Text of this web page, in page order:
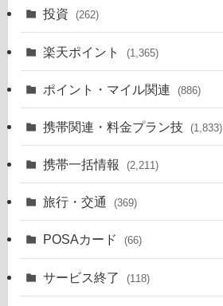
投資 (262)
楽天ポイント (1,365)
ポイント・マイル関連 (886)
携帯関連・料金プラン技 (1,833)
携帯一括情報 (2,211)
旅行・交通 (369)
POSAカード (66)
サービス終了 (118)